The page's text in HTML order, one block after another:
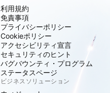
利用規約
免責事項
プライバシーポリシー
Cookieポリシー
アクセシビリティ宣言
セキュリティのヒント
バグバウンティ・プログラム
ステータスページ
ビジネスソリューション